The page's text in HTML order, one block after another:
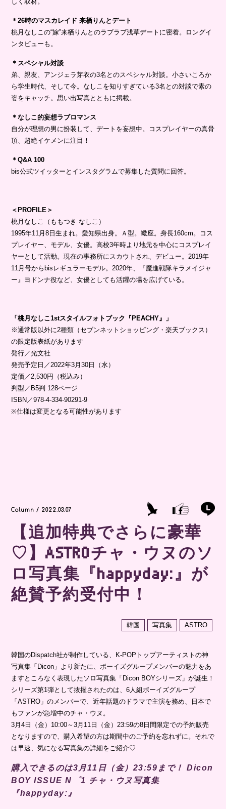
＊26時のマスカレイド 来栖りんとデート
桃月なしこの“嫁”来栖りんとのラブラブ浅草デートに密着。ロングイ
ンタビューも。
＊スペシャル対談
弟、親友、アンジェラ芽衣の3名とのスペシャル対談。小さいころか
ら学生時代、そして今。なしこを知りすぎている3名との対談で素の
姿をキャッチ。思い出写真とともに掲載。
＊なしこ的妄想ラブロマンス
自分が理想の男に扮装して、デートを妄想中。コスプレイヤーの真骨
頂、超絶イケメンに注目！
＊Q&A 100
bis公式ツイッターとインスタグラムで募集した質問に回答。
＜PROFILE＞
桃月なしこ（ももつき なしこ）
1995年11月8日生まれ。愛知県出身。Ａ型。蠍座。身長160cm。コス
プレイヤー、モデル、女優。高校3年時より地元を中心にコスプレイ
ヤーとして活動。現在の事務所にスカウトされ、デビュー。2019年
11月号からbisレギュラーモデル。2020年、『魔進戦隊キラメイジャ
ー』ヨドンナ役など、女優としても活躍の場を広げている。
「桃月なしこ1stスタイルフォトブック『PEACHY』」
※通常版以外に2種類（セブンネットショッピング・楽天ブックス）
の限定版表紙があります
発行／光文社
発売予定日／2022年3月30日（水）
定価／2,530円（税込み）
判型／B5判 128ページ
ISBN／978-4-334-90291-9
※仕様は変更となる可能性があります
Column / 2022.03.07
【追加特典でさらに豪華
♡】ASTROチャ・ウヌのソ
ロ写真集『happyday:』が
絶賛予約受付中！
韓国 写真集 ASTRO
韓国のDispatch社が制作している、K-POPトップアーティストの神
写真集「Dicon」より新たに、ボーイズグループメンバーの魅力をあ
ますところなく表現したソロ写真集「Dicon BOYシリーズ」が誕生！
シリーズ第1弾として抜擢されたのは、6人組ボーイズグループ
「ASTRO」のメンバーで、近年話題のドラマで主演を務め、日本で
もファンが急増中のチャ・ウヌ。
3月4日（金）10:00～3月11日（金）23:59の8日間限定での予約販売
となりますので、購入希望の方は期間中のご予約を忘れずに。それで
は早速、気になる写真集の詳細をご紹介♡
購入できるのは3月11日（金）23:59まで！ Dicon
BOY ISSUE N゜1 チャ・ウヌ写真集
『happyday:』